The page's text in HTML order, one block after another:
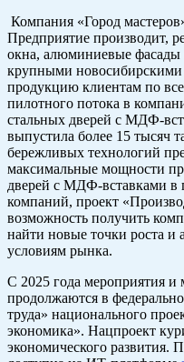
Компания «Город
Предприятие производит,
окна, алюминиевые фасады
крупными новосибирскими
продукцию клиентам по
пилотного потока в
стальных дверей с МДФ-
выпустила более 15 тысяч
бережливых технологий
максимальные мощности
дверей с МДФ-вставками в
компаний, проект
возможность получить
найти новые точки роста и
условиям рынка.
С 2025 года мероприятия
продолжаются в
труда» национального
экономика». Нацпроект
экономического развития.